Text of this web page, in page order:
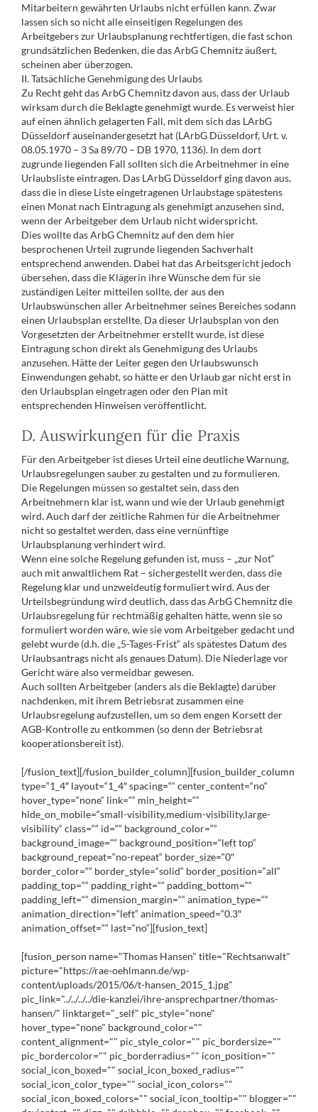
Mitarbeitern gewährten Urlaubs nicht erfüllen kann. Zwar
lassen sich so nicht alle einseitigen Regelungen des
Arbeitgebers zur Urlaubsplanung rechtfertigen, die fast schon
grundsätzlichen Bedenken, die das ArbG Chemnitz äußert,
scheinen aber überzogen.
II. Tatsächliche Genehmigung des Urlaubs
Zu Recht geht das ArbG Chemnitz davon aus, dass der Urlaub
wirksam durch die Beklagte genehmigt wurde. Es verweist hier
auf einen ähnlich gelagerten Fall, mit dem sich das LArbG
Düsseldorf auseinandergesetzt hat (LArbG Düsseldorf, Urt. v.
08.05.1970 – 3 Sa 89/70 – DB 1970, 1136). In dem dort
zugrunde liegenden Fall sollten sich die Arbeitnehmer in eine
Urlaubsliste eintragen. Das LArbG Düsseldorf ging davon aus,
dass die in diese Liste eingetragenen Urlaubstage spätestens
einen Monat nach Eintragung als genehmigt anzusehen sind,
wenn der Arbeitgeber dem Urlaub nicht widerspricht.
Dies wollte das ArbG Chemnitz auf den dem hier
besprochenen Urteil zugrunde liegenden Sachverhalt
entsprechend anwenden. Dabei hat das Arbeitsgericht jedoch
übersehen, dass die Klägerin ihre Wünsche dem für sie
zuständigen Leiter mitteilen sollte, der aus den
Urlaubswünschen aller Arbeitnehmer seines Bereiches sodann
einen Urlaubsplan erstellte. Da dieser Urlaubsplan von den
Vorgesetzten der Arbeitnehmer erstellt wurde, ist diese
Eintragung schon direkt als Genehmigung des Urlaubs
anzusehen. Hätte der Leiter gegen den Urlaubswunsch
Einwendungen gehabt, so hätte er den Urlaub gar nicht erst in
den Urlaubsplan eingetragen oder den Plan mit
entsprechenden Hinweisen veröffentlicht.
D. Auswirkungen für die Praxis
Für den Arbeitgeber ist dieses Urteil eine deutliche Warnung,
Urlaubsregelungen sauber zu gestalten und zu formulieren.
Die Regelungen müssen so gestaltet sein, dass den
Arbeitnehmern klar ist, wann und wie der Urlaub genehmigt
wird. Auch darf der zeitliche Rahmen für die Arbeitnehmer
nicht so gestaltet werden, dass eine vernünftige
Urlaubsplanung verhindert wird.
Wenn eine solche Regelung gefunden ist, muss – „zur Not“
auch mit anwaltlichem Rat – sichergestellt werden, dass die
Regelung klar und unzweideutig formuliert wird. Aus der
Urteilsbegründung wird deutlich, dass das ArbG Chemnitz die
Urlaubsregelung für rechtmäßig gehalten hätte, wenn sie so
formuliert worden wäre, wie sie vom Arbeitgeber gedacht und
gelebt wurde (d.h. die „5-Tages-Frist“ als spätestes Datum des
Urlaubsantrags nicht als genaues Datum). Die Niederlage vor
Gericht wäre also vermeidbar gewesen.
Auch sollten Arbeitgeber (anders als die Beklagte) darüber
nachdenken, mit ihrem Betriebsrat zusammen eine
Urlaubsregelung aufzustellen, um so dem engen Korsett der
AGB-Kontrolle zu entkommen (so denn der Betriebsrat
kooperationsbereit ist).
[/fusion_text][/fusion_builder_column][fusion_builder_column
type=“1_4″ layout=“1_4″ spacing=““ center_content=“no“
hover_type=“none“ link=““ min_height=““
hide_on_mobile=“small-visibility,medium-visibility,large-
visibility“ class=““ id=““ background_color=““
background_image=““ background_position=“left top“
background_repeat=“no-repeat“ border_size=“0″
border_color=““ border_style=“solid“ border_position=“all“
padding_top=““ padding_right=““ padding_bottom=““
padding_left=““ dimension_margin=““ animation_type=““
animation_direction=“left“ animation_speed=“0.3″
animation_offset=““ last=“no“][fusion_text]
[fusion_person name="Thomas Hansen" title="Rechtsanwalt"
picture="https://rae-oehlmann.de/wp-
content/uploads/2015/06/t-hansen_2015_1.jpg"
pic_link="../../../../die-kanzlei/ihre-ansprechpartner/thomas-
hansen/" linktarget="_self" pic_style="none"
hover_type="none" background_color=""
content_alignment="" pic_style_color="" pic_bordersize=""
pic_bordercolor="" pic_borderradius="" icon_position=""
social_icon_boxed="" social_icon_boxed_radius=""
social_icon_color_type="" social_icon_colors=""
social_icon_boxed_colors="" social_icon_tooltip="" blogger=""